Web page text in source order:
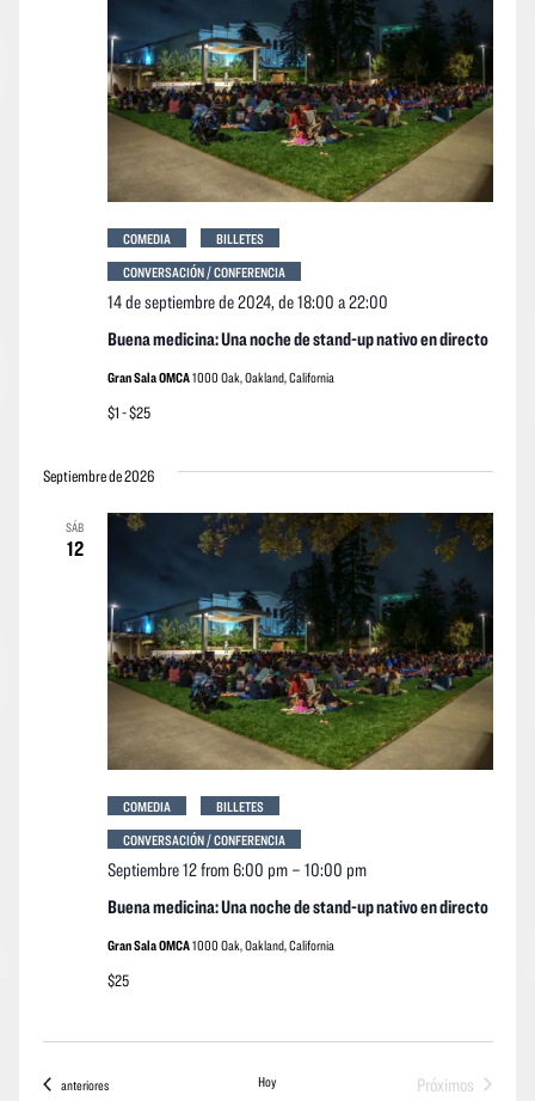
Buena medicina: Una noche de stand-up nativo en directo
14 de septiembre de 2024, de 18:00 a22:00
COMEDIA
BILLETES
CONVERSACIÓN / CONFERENCIA
Gran Sala OMCA1000 Oak, Oakland, California
$1 - $25
Septiembre de 2026
SÁB
12
Buena medicina: Una noche de stand-up nativo en directo
Septiembre 12 from 6:00 pm– 10:00 pm
COMEDIA
BILLETES
CONVERSACIÓN / CONFERENCIA
Gran Sala OMCA1000 Oak, Oakland, California
$25
Eventos
anteriores Hoy
Próximos